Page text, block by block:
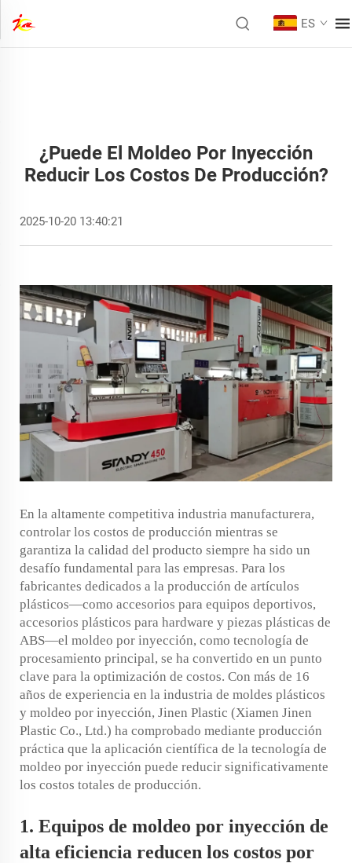
ES
¿Puede El Moldeo Por Inyección
Reducir Los Costos De Producción?
2025-10-20 13:40:21
En la altamente competitiva industria manufacturera,
controlar los costos de producción mientras se
garantiza la calidad del producto siempre ha sido un
desafío fundamental para las empresas. Para los
fabricantes dedicados a la producción de artículos
plásticos—como accesorios para equipos deportivos,
accesorios plásticos para hardware y piezas plásticas de
ABS—el moldeo por inyección, como tecnología de
procesamiento principal, se ha convertido en un punto
clave para la optimización de costos. Con más de 16
años de experiencia en la industria de moldes plásticos
y moldeo por inyección, Jinen Plastic (Xiamen Jinen
Plastic Co., Ltd.) ha comprobado mediante producción
práctica que la aplicación científica de la tecnología de
moldeo por inyección puede reducir significativamente
los costos totales de producción.
1. Equipos de moldeo por inyección de
alta eficiencia reducen los costos por